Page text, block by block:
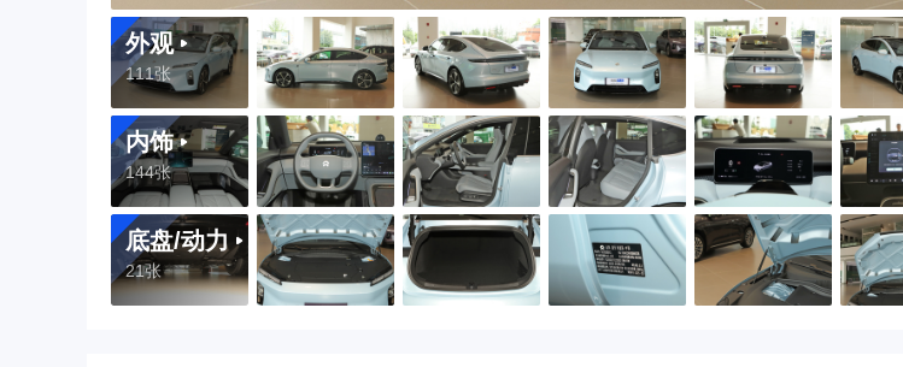
外观
111张
内饰
144张
底盘/动力
21张